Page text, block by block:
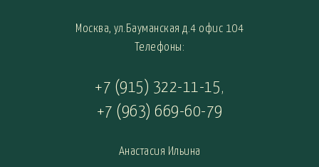
Москва, ул.Бауманская д.4 офис 104
Телефоны:
+7 (915) 322-11-15,
+7 (963) 669-60-79
Анастасия Ильина